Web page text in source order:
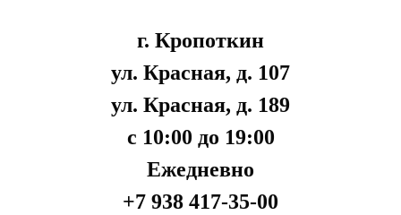
г. Кропоткин
ул. Красная, д. 107
ул. Красная, д. 189
с 10:00 до 19:00
Ежедневно
+7 938 417-35-00